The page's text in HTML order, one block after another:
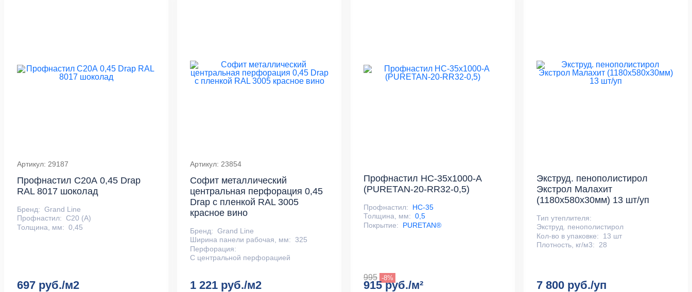
Артикул: 29187
Профнастил С20А 0,45 Drap
RAL 8017 шоколад
Бренд: Grand Line
Профнастил: С20 (А)
Толщина, мм: 0,45
697 руб./м2
Артикул: 23854
Софит металлический
центральная перфорация 0,45
Drap с пленкой RAL 3005
красное вино
Бренд: Grand Line
Ширина панели рабочая, мм: 325
Перфорация:
С центральной перфорацией
1 221 руб./м2
Профнастил НС-35x1000-A
(PURETAN-20-RR32-0,5)
Профнастил:
НС-35
Толщина, мм: 0,5
Покрытие:
PURETAN®
995 -8%
915 руб./м²
Экструд. пенополистирол
Экстрол Малахит
(1180х580х30мм) 13 шт/уп
Тип утеплителя:
Экструд. пенополистирол
Кол-во в упаковке:
13 шт
Плотность, кг/м3:
28
7 800 руб./уп